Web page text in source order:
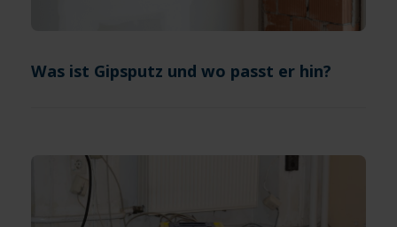
Was ist Gipsputz und wo passt er hin?